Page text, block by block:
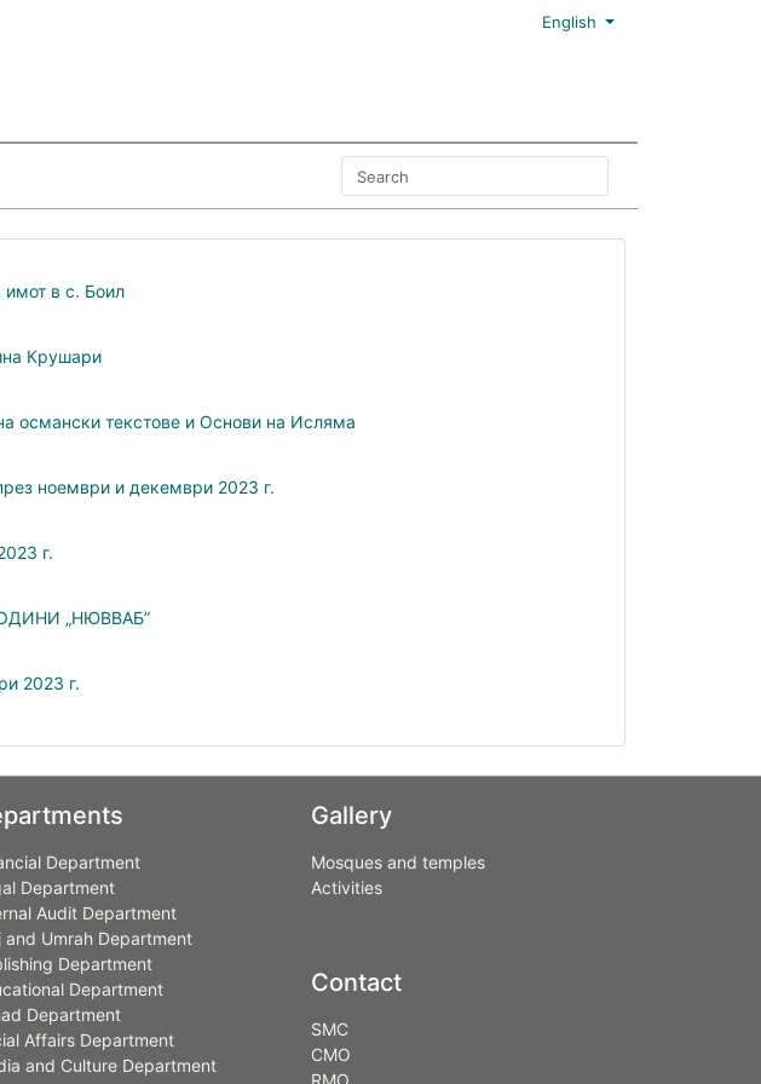
English
имот в с. Боил
Крушари
османски текстове и Основи на Исляма
ноември и декември 2023 г.
г.
„НЮВВАБ”
2023 г.
Department
Department
Audit Department
and Umrah Department
Department
Department
Department
Affairs Department
and Culture Department
Gallery
Mosques and temples
Activities
Contact
SMC
CMO
RMO